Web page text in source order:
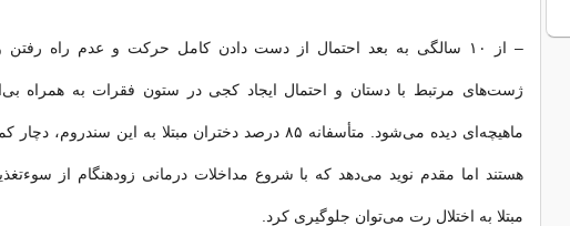
– از ۱۰ سالگی به بعد احتمال از دست دادن کامل حرکت و عدم راه
ژست‌های مرتبط با دستان و احتمال ایجاد کجی در ستون فقرات به همراه
ماهیچه‌ای دیده می‌شود. متأسفانه ۸۵ درصد دختران مبتلا به این سندروم،
هستند اما مقدم نوید می‌دهد که با شروع مداخلات درمانی زودهنگام از
مبتلا به اختلال رت می‌توان جلوگیری کرد.